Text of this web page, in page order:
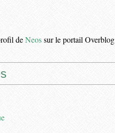
deNeossur le portail Overblog